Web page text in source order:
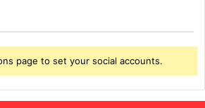
page to set your social accounts.